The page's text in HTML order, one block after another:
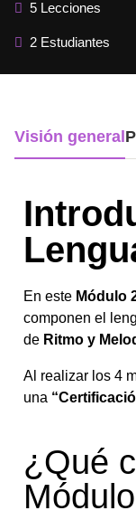
5 Lecciones
2 Estudiantes
Visión general
En este Módulo
componen el
de Ritmo y
Al realizar los 4
una
¿Qué